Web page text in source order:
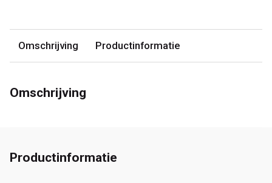
Omschrijving Productinformatie
Omschrijving
Productinformatie